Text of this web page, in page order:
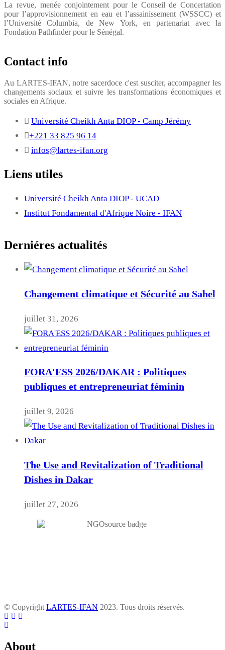
La revue, menée conjointement pour le Conseil de Concertation
pour l’approvisionnement en eau et l’assainissement (WSSCC) et
l’Université Columbia, de New York, en partenariat avec la
Fondation Pathfinder pour le Sénégal.
Contact info
Au LARTES-IFAN, notre sacerdoce c'est susciter, accompagner les
changements sociaux et suivre les transformations économiques et
sociales en Afrique.
Université Cheikh Anta DIOP - Camp Jérémy
+221 33 825 96 14
infos@lartes-ifan.org
Liens utiles
Université Cheikh Anta DIOP - UCAD
Institut Fondamental d'Afrique Noire - IFAN
Derniéres actualités
Changement climatique et Sécurité au Sahel
juillet 31, 2026
FORA'ESS 2026/DAKAR : Politiques
publiques et entrepreneuriat féminin
juillet 9, 2026
The Use and Revitalization of Traditional
Dishes in Dakar
juillet 27, 2026
© Copyright LARTES-IFAN 2023. Tous droits réservés.
About